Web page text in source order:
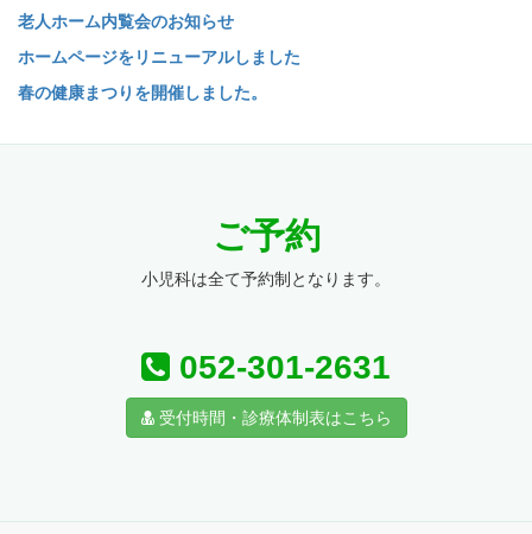
老人ホーム内覧会のお知らせ
ホームページをリニューアルしました
春の健康まつりを開催しました。
ご予約
小児科は全て予約制となります。
052-301-2631
受付時間・診療体制表はこちら